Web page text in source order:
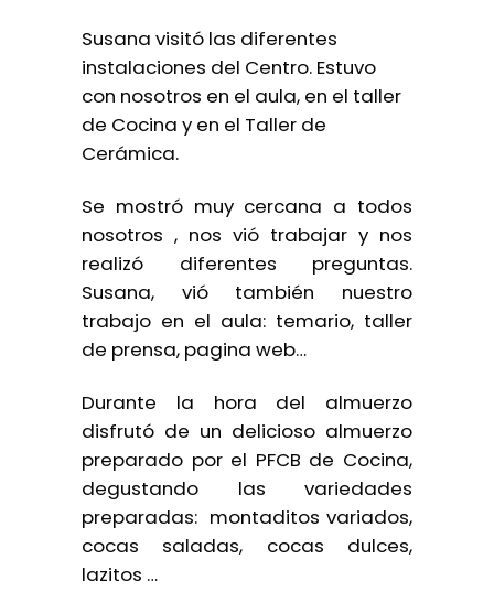
Susana visitó las diferentes
instalaciones del Centro. Estuvo
con nosotros en el aula, en el taller
de Cocina y en el Taller de
Cerámica.
Se mostró muy cercana a todos
nosotros , nos vió trabajar y nos
realizó diferentes preguntas.
Susana, vió también nuestro
trabajo en el aula: temario, taller
de prensa, pagina web…
Durante la hora del almuerzo
disfrutó de un delicioso almuerzo
preparado por el PFCB de Cocina,
degustando las variedades
preparadas: montaditos variados,
cocas saladas, cocas dulces,
lazitos …